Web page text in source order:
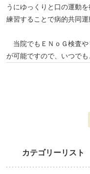
うにゆっくりと口の運動
練習することで病的共同
当院でもＥＮｏＧ検査や
が可能ですので、いつでも
カテゴリーリスト